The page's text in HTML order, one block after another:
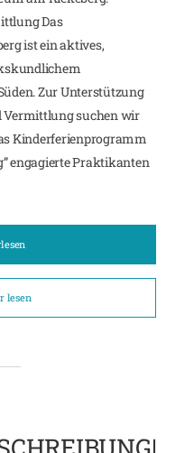
Das
ist ein aktives,
Zur Unterstützung
Vermittlung suchen wir
Kinderferienprogramm
engagierte Praktikanten
lesen